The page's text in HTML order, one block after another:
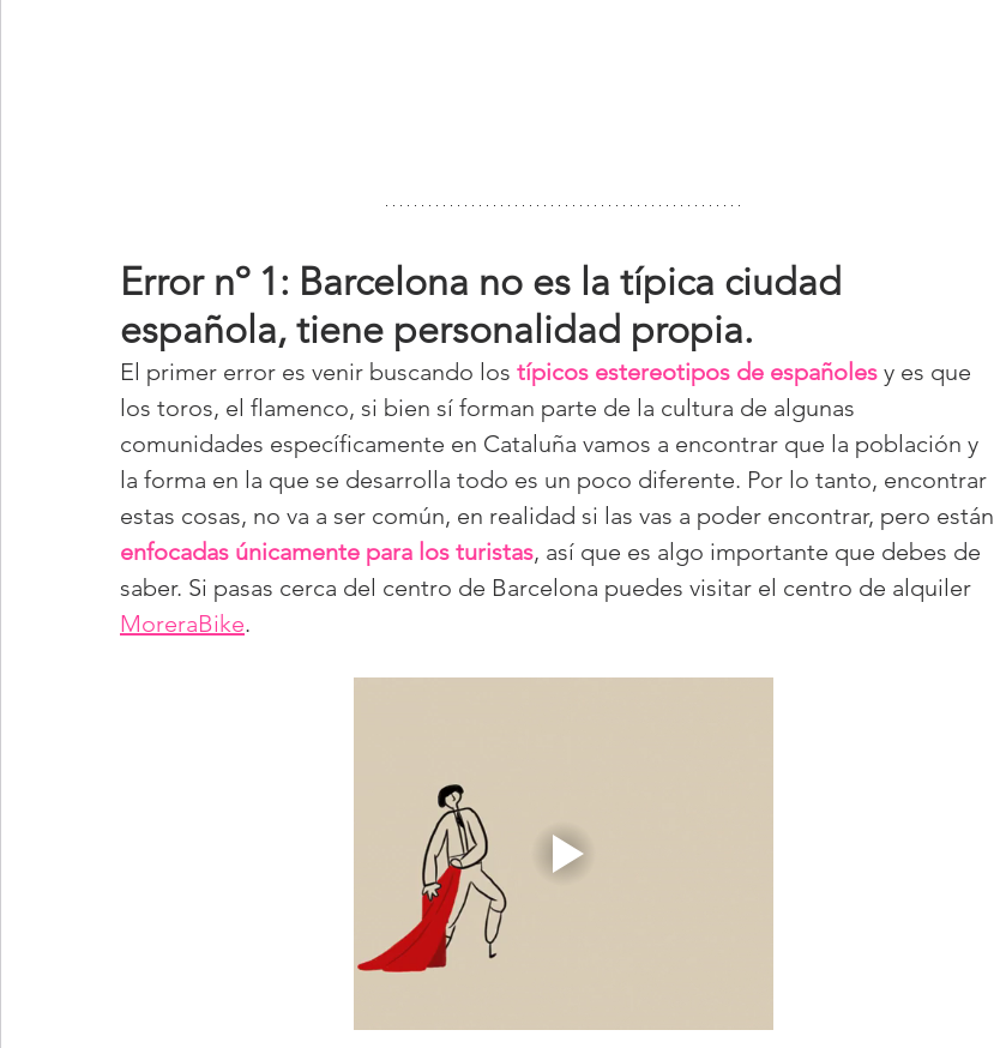
Error nº 1: Barcelona no es la típica ciudad
española, tiene personalidad propia.
El primer error es venir buscando los típicos estereotipos de españoles y es que
los toros, el flamenco, si bien sí forman parte de la cultura de algunas
comunidades específicamente en Cataluña vamos a encontrar que la población y
la forma en la que se desarrolla todo es un poco diferente. Por lo tanto, encontrar
estas cosas, no va a ser común, en realidad si las vas a poder encontrar, pero están
enfocadas únicamente para los turistas, así que es algo importante que debes de
saber. Si pasas cerca del centro de Barcelona puedes visitar el centro de alquiler
MoreraBike.